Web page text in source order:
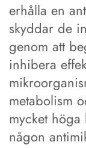
erhålla en
skyddar de
genom att
inhibera
metabolism
mycket
någon